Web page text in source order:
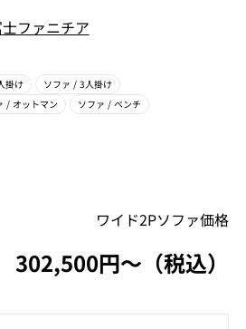
ファニチア
掛け ソファ / 3人掛け
/ オットマン ソファ / ベンチ
ワイド2Pソファ価格
302,500円〜（税込）